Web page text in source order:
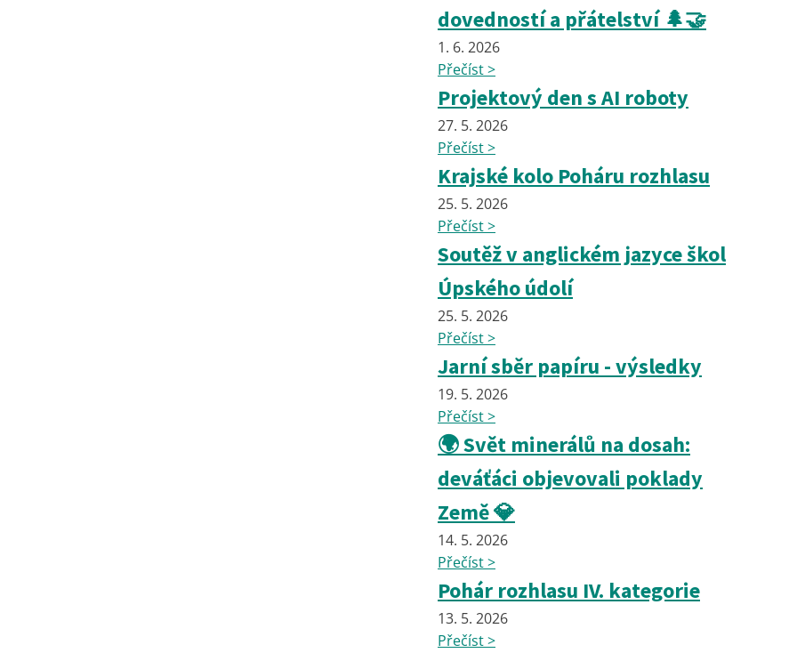
dovedností a přátelství 🌲🤝
1. 6. 2026
Přečíst >
Projektový den s AI roboty
27. 5. 2026
Přečíst >
Krajské kolo Poháru rozhlasu
25. 5. 2026
Přečíst >
Soutěž v anglickém jazyce škol
Úpského údolí
25. 5. 2026
Přečíst >
Jarní sběr papíru - výsledky
19. 5. 2026
Přečíst >
🌍 Svět minerálů na dosah:
deváťáci objevovali poklady
Země 💎
14. 5. 2026
Přečíst >
Pohár rozhlasu IV. kategorie
13. 5. 2026
Přečíst >